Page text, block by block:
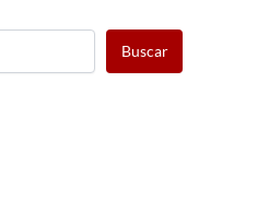
Buscar